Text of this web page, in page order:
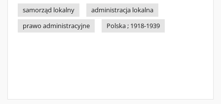
samorząd lokalny
administracja lokalna
prawo administracyjne
Polska ; 1918-1939